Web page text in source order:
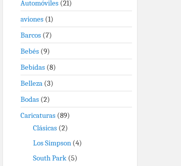
Automóviles (21)
aviones (1)
Barcos (7)
Bebés (9)
Bebidas (8)
Belleza (3)
Bodas (2)
Caricaturas (89)
Clásicas (2)
Los Simpson (4)
South Park (5)